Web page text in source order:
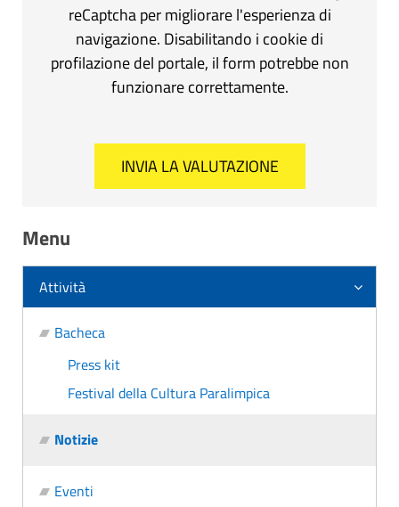
reCaptcha per migliorare l'esperienza di
navigazione. Disabilitando i cookie di
profilazione del portale, il form potrebbe non
funzionare correttamente.
Menu
Attività
Bacheca
Press kit
Festival della Cultura Paralimpica
Notizie
Eventi